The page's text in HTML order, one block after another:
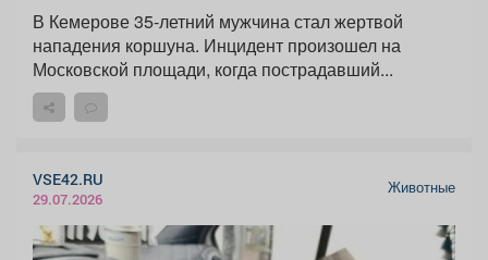
В Кемерове 35-летний мужчина стал жертвой
нападения коршуна. Инцидент произошел на
Московской площади, когда пострадавший...
VSE42.RU
29.07.2026
Животные